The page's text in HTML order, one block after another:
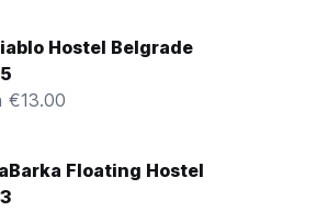
Hostel Belgrade
€13.00
Floating Hostel